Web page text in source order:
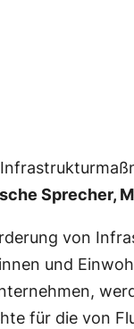
Sprecher,
von
und
für die von